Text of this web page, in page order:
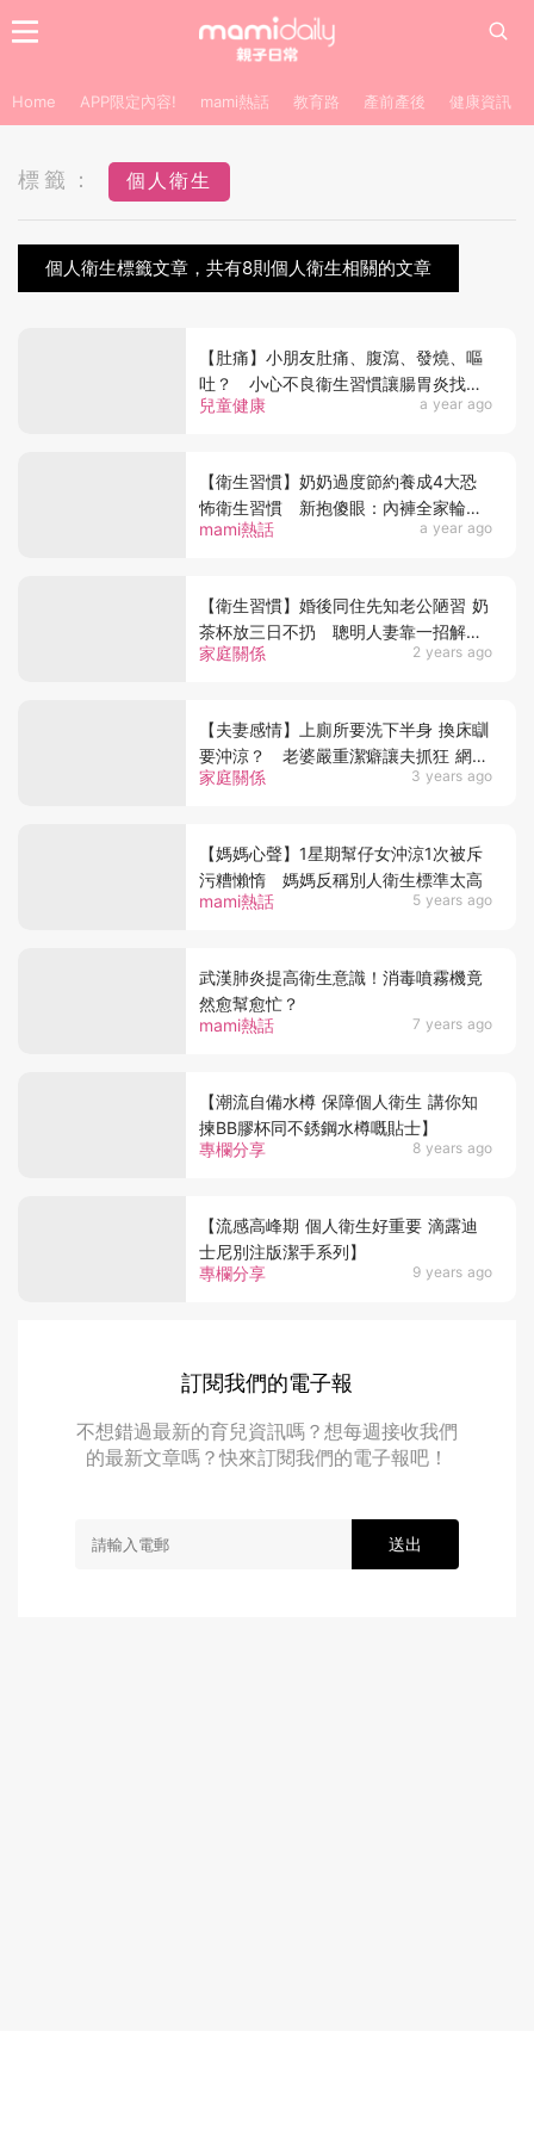
Home APP限定內容! mami熱話 教育路 產前產後 健康資訊
標籤： 個人衛生
個人衛生標籤文章，共有8則個人衛生相關的文章
兒童健康 a year ago
【肚痛】小朋友肚痛、腹瀉、發燒、嘔
吐？ 小心不良衞生習慣讓腸胃炎找上
門
mami熱話 a year ago
【衛生習慣】奶奶過度節約養成4大恐
怖衛生習慣 新抱傻眼：內褲全家輪流
著、小便不沖廁！
家庭關係 2 years ago
【衛生習慣】婚後同住先知老公陋習 奶
茶杯放三日不扔 聰明人妻靠一招解決
獲讚馭夫有術！
家庭關係 3 years ago
【夫妻感情】上廁所要洗下半身 換床瞓
要沖涼？ 老婆嚴重潔癖讓夫抓狂 網民
竟稱：基本衛生？
mami熱話 5 years ago
【媽媽心聲】1星期幫仔女沖涼1次被斥
污糟懶惰 媽媽反稱別人衛生標準太高
mami熱話 7 years ago
武漢肺炎提高衛生意識！消毒噴霧機竟
然愈幫愈忙？
專欄分享 8 years ago
【潮流自備水樽 保障個人衛生 講你知
揀BB膠杯同不銹鋼水樽嘅貼士】
專欄分享 9 years ago
【流感高峰期 個人衛生好重要 滴露迪
士尼別注版潔手系列】
訂閱我們的電子報
不想錯過最新的育兒資訊嗎？想每週接收我們
的最新文章嗎？快來訂閱我們的電子報吧！
送出